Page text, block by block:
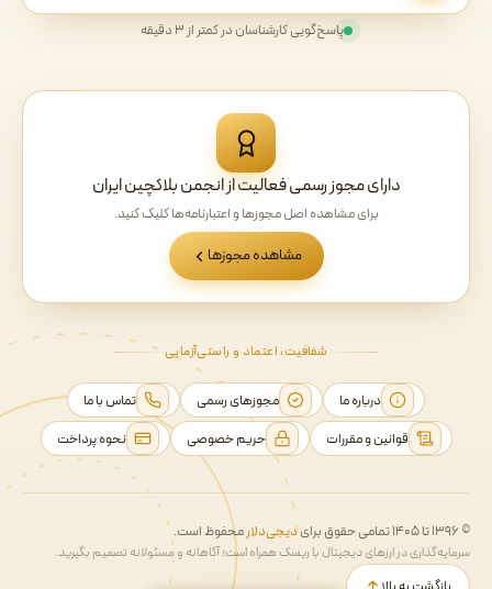
پاسخ‌گویی کارشناسان در کمتر از ۳ دقیقه
دارای مجوز رسمی فعالیت از انجمن بلاکچین ایران
برای مشاهده اصل مجوزها و اعتبارنامه‌ها کلیک کنید.
مشاهده مجوزها
شفافیت، اعتماد و راستی‌آزمایی
درباره ما مجوزهای رسمی
تماس با ما
قوانین و مقررات
حریم خصوصی نحوه پرداخت
© ۱۳۹۶ تا ۱۴۰۵ تمامی حقوق برای دیجی‌دلارمحفوظ است.
سرمایه‌گذاری در ارزهای دیجیتال با ریسک همراه است؛ آگاهانه و مسئولانه تصمیم بگیرید.